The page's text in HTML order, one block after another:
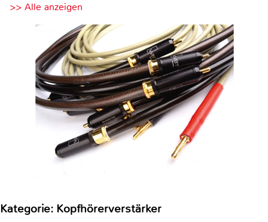
>> Alle anzeigen
Kategorie: Kopfhörerverstärker